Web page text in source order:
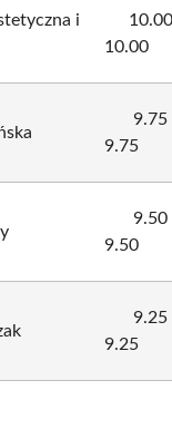
i
10.00
10.00
9.75
9.75
9.50
9.50
9.25
9.25